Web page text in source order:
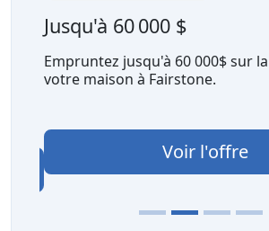
Jusqu'à 60 000 $
Empruntez jusqu'à 60 000$ sur
votre maison à Fairstone.
Voir l'offre